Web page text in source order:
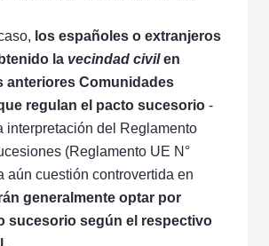
los españoles o extranjeros
la vecindad civilen
anteriores Comunidades
regulan el pacto sucesorio -
interpretación del Reglamento
(Reglamento UE N°
aún cuestión controvertida en
generalmente optar por
sucesorio según el respectivo